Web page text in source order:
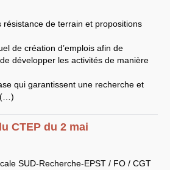
résistance de terrain et propositions
de création d’emplois afin de
développer les activités de manière
qui garantissent une recherche et
(…)
CTEP du 2 mai
SUD-Recherche-EPST / FO / CGT